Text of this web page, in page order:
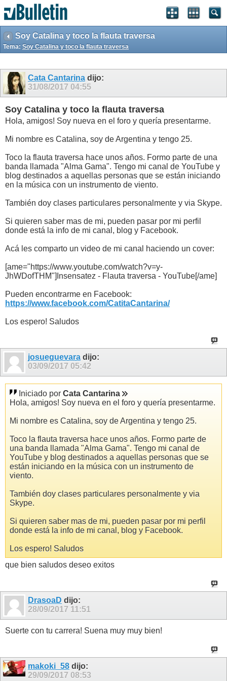
Soy Catalina y toco la flauta traversa
Tema: Soy Catalina y toco la flauta traversa
Cata Cantarina dijo:
31/08/2017 04:55
Soy Catalina y toco la flauta traversa
Hola, amigos! Soy nueva en el foro y quería presentarme.
Mi nombre es Catalina, soy de Argentina y tengo 25.
Toco la flauta traversa hace unos años. Formo parte de una
banda llamada "Alma Gama". Tengo mi canal de YouTube y
blog destinados a aquellas personas que se están iniciando
en la música con un instrumento de viento.
También doy clases particulares personalmente y via Skype.
Si quieren saber mas de mi, pueden pasar por mi perfil
donde está la info de mi canal, blog y Facebook.
Acá les comparto un video de mi canal haciendo un cover:
[ame="https://www.youtube.com/watch?v=y-
JhWDofTHM"]Insensatez - Flauta traversa - YouTube[/ame]
Pueden encontrarme en Facebook:
https://www.facebook.com/CatitaCantarina/
Los espero! Saludos
josueguevara dijo:
03/09/2017 05:42
Iniciado por Cata Cantarina
Hola, amigos! Soy nueva en el foro y quería presentarme.
Mi nombre es Catalina, soy de Argentina y tengo 25.
Toco la flauta traversa hace unos años. Formo parte de
una banda llamada "Alma Gama". Tengo mi canal de
YouTube y blog destinados a aquellas personas que se
están iniciando en la música con un instrumento de
viento.
También doy clases particulares personalmente y via
Skype.
Si quieren saber mas de mi, pueden pasar por mi perfil
donde está la info de mi canal, blog y Facebook.
Los espero! Saludos
que bien saludos deseo exitos
DrasoaD dijo:
28/09/2017 11:51
Suerte con tu carrera! Suena muy muy bien!
makoki_58 dijo:
29/09/2017 08:53